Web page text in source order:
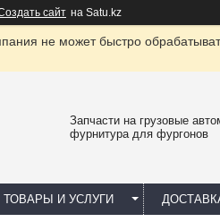
сайт на Satu.kz
не может быстро
Запчасти на грузовые
фурнитура для фургонов
ТОВАРЫ И УСЛУГИ